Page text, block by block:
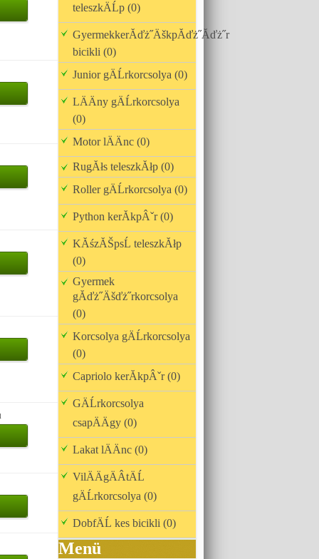
teleszkÄĹp (0)
GyermekkerĂďż˝ÄškpĂďż˝Ăďż˝r
bicikli (0)
Junior gÄĹrkorcsolya (0)
LÄÄny gÄĹrkorcsolya
(0)
Motor lÄÄnc (0)
RugĂłs teleszkĂłp (0)
Roller gÄĹrkorcsolya (0)
Python kerĂkpÂˇr (0)
KĂśzĂŠpsĹ teleszkĂłp
(0)
Gyermek
gĂďż˝Äšďż˝rkorcsolya
(0)
Korcsolya gÄĹrkorcsolya
(0)
Capriolo kerĂkpÂˇr (0)
GÄĹrkorcsolya
csapÄÄgy (0)
Lakat lÄÄnc (0)
VilÄÄgÄÂ­tÄĹ
gÄĹrkorcsolya (0)
DobfÄĹ kes bicikli (0)
Menü